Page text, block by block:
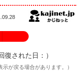
復された日： ）
が戻る場合があります。）